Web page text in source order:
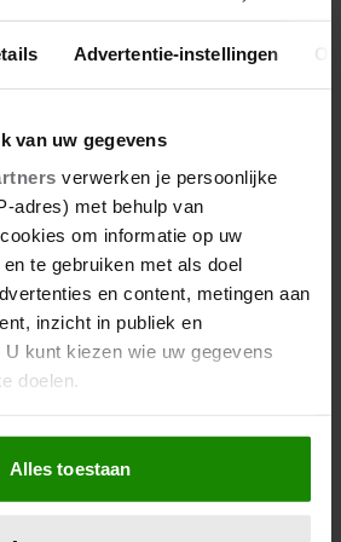
Advertentie-instellingen
van uw gegevens
verwerken je persoonlijke
adres) met behulp van
om informatie op uw
te gebruiken met als doel
en content, metingen aan
inzicht in publiek en
kunt kiezen wie uw gegevens
doelen.
we ook graag:
over uw geografische
paar meter nauwkeurig kan zijn
Alles toestaan
ALEXANDER
MOOISTE
DOOR DE JAREN